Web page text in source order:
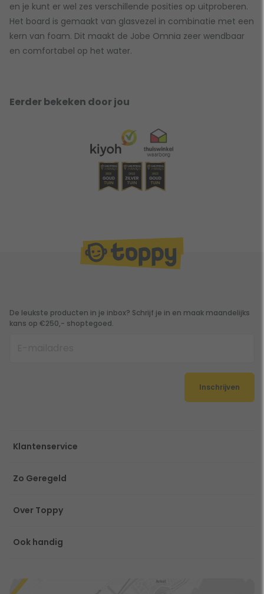
en je kunt er wel zes verschillende posities op uitproberen.
Het board is gemaakt van glasvezel in combinatie met een
kern van foam. Dit maakt de Jobe Omnia zeer wendbaar
en comfortabel op het water.
Eerder bekeken door jou
De leukste producten in je inbox? Schrijf je in en maak maandelijks
kans op €250,- shoptegoed.
Inschrijven
Klantenservice
Zo Geregeld
Over Toppy
Ook handig